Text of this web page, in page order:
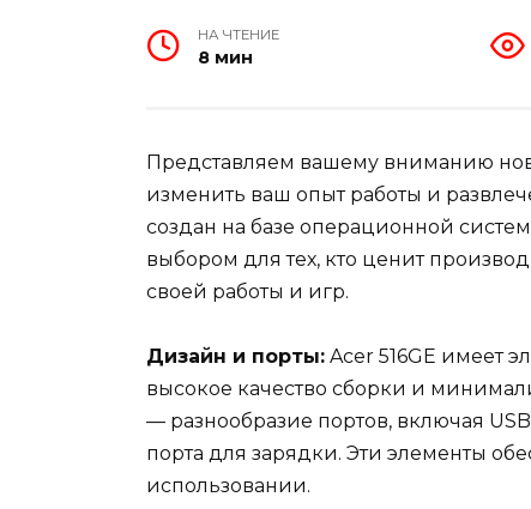
НА ЧТЕНИЕ
8 мин
Представляем вашему вниманию
изменить ваш опыт работы и
создан на базе операционной
выбором для тех, кто ценит
своей работы и игр.
Дизайн и порты: Acer 516GE имеет
высокое качество сборки и
— разнообразие портов, включая
порта для зарядки. Эти элементы
использовании.